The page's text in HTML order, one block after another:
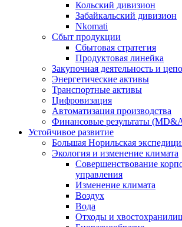
Кольский дивизион
Забайкальский дивизион
Nkomati
Сбыт продукции
Сбытовая стратегия
Продуктовая линейка
Закупочная деятельность и
Энергетические активы
Транспортные активы
Цифровизация
Автоматизация производства
Финансовые результаты
Устойчивое развитие
Большая Норильская
Экология и изменение климата
Совершенствование
управления
Изменение климата
Воздух
Вода
Отходы и